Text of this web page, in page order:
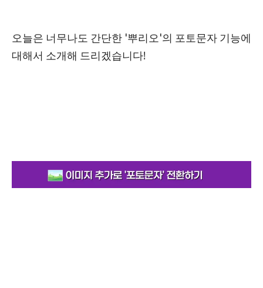
오늘은 너무나도 간단한 '뿌리오'의 포토문자 기능에
대해서 소개해 드리겠습니다!